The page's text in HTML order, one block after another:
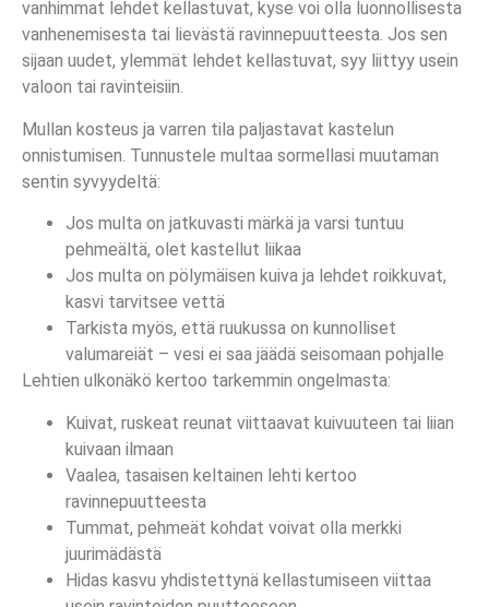
vanhimmat lehdet kellastuvat, kyse voi olla luonnollisesta
vanhenemisesta tai lievästä ravinnepuutteesta. Jos sen
sijaan uudet, ylemmät lehdet kellastuvat, syy liittyy usein
valoon tai ravinteisiin.
Mullan kosteus ja varren tila paljastavat kastelun
onnistumisen. Tunnustele multaa sormellasi muutaman
sentin syvyydeltä:
Jos multa on jatkuvasti märkä ja varsi tuntuu
pehmeältä, olet kastellut liikaa
Jos multa on pölymäisen kuiva ja lehdet roikkuvat,
kasvi tarvitsee vettä
Tarkista myös, että ruukussa on kunnolliset
valumareiät – vesi ei saa jäädä seisomaan pohjalle
Lehtien ulkonäkö kertoo tarkemmin ongelmasta:
Kuivat, ruskeat reunat viittaavat kuivuuteen tai liian
kuivaan ilmaan
Vaalea, tasaisen keltainen lehti kertoo
ravinnepuutteesta
Tummat, pehmeät kohdat voivat olla merkki
juurimädästä
Hidas kasvu yhdistettynä kellastumiseen viittaa